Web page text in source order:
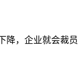
降，企业就会裁员